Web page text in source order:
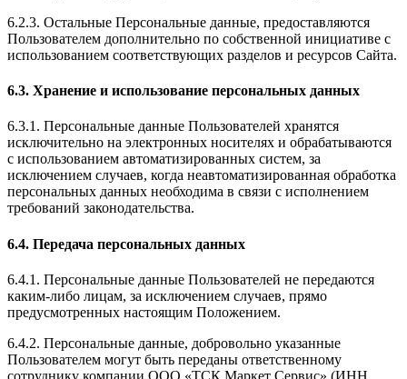
6.2.3. Остальные Персональные данные, предоставляются
Пользователем дополнительно по собственной инициативе с
использованием соответствующих разделов и ресурсов Сайта.
6.3. Хранение и использование персональных данных
6.3.1. Персональные данные Пользователей хранятся
исключительно на электронных носителях и обрабатываются
с использованием автоматизированных систем, за
исключением случаев, когда неавтоматизированная обработка
персональных данных необходима в связи с исполнением
требований законодательства.
6.4. Передача персональных данных
6.4.1. Персональные данные Пользователей не передаются
каким-либо лицам, за исключением случаев, прямо
предусмотренных настоящим Положением.
6.4.2. Персональные данные, добровольно указанные
Пользователем могут быть переданы ответственному
сотруднику компании ООО «ТСК Маркет Сервис» (ИНН